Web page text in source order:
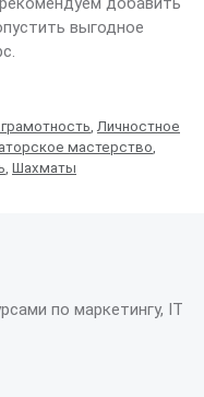
выгодное
, Личностное
мастерство,
, Шахматы
по маркетингу, IT